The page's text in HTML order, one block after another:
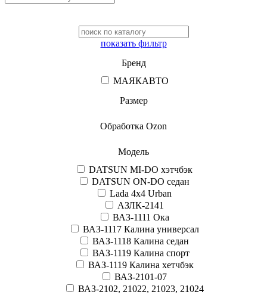
показать фильтр
Бренд
МАЯКАВТО
Размер
Обработка Ozon
Модель
DATSUN MI-DO хэтчбэк
DATSUN ON-DO седан
Lada 4x4 Urban
АЗЛК-2141
ВАЗ-1111 Ока
ВАЗ-1117 Калина универсал
ВАЗ-1118 Калина седан
ВАЗ-1119 Калина спорт
ВАЗ-1119 Калина хетчбэк
ВАЗ-2101-07
ВАЗ-2102, 21022, 21023, 21024